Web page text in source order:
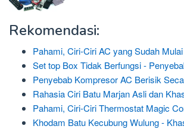
Rekomendasi:
Pahami, Ciri-Ciri AC yang Sudah
Set top Box Tidak Berfungsi -
Penyebab Kompresor AC Berisik
Rahasia Ciri Batu Marjan Asli dan
Pahami, Ciri-Ciri Thermostat Magic
Khodam Batu Kecubung Wulung -